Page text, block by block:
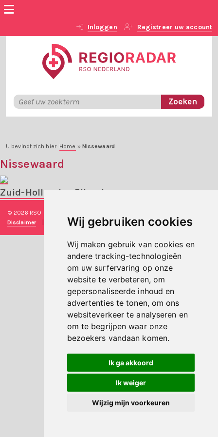
Wij gebruiken cookies
Wij maken gebruik van cookies en
andere tracking-technologieën
om uw surfervaring op onze
website te verbeteren, om
gepersonaliseerde inhoud en
advertenties te tonen, om ons
websiteverkeer te analyseren en
om te begrijpen waar onze
bezoekers vandaan komen.
Ik ga akkoord
Ik weiger
Wijzig mijn voorkeuren
Inloggen Registreer uw account
U bevindt zich hier: Home » Nissewaard
Nissewaard
Zuid-Hollandse Eilanden
© 2026 RSO Nederland
Disclaimer
Privacy verklaring | Technische realisatieSieronline B.V.